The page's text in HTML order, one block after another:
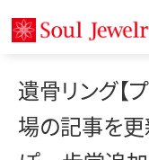
遺骨リング【
場の記事を更